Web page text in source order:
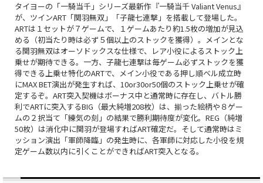
タイヨーの「一騎当千」シリーズ最新作『一騎当千 Valiant Venus』
が、ツインART「関羽無双」「子龍七連撃」を搭載して登場した。
ARTは１セットが７ゲームで、１ゲームあたり約1.5枚の増加が見込
める（初当たり時は必ず５個以上のストックを獲得）。メインとな
る関羽無双はオーソドックスな仕様で、レア小役によるストック上
乗せが期待できる。一方、子龍七連撃は毎ゲーム必ずストックを獲
得できる上乗せ特化のARTで、メイン小役である押し順ベル成立時
にMAX BET演出が発生すれば、10or30or50個のストック上乗せが確
定するぞ。ART突入契機はボーナス中と通常時に存在し、バトル勝
利でARTに突入するBIG（最大純増208枚）は、揃った絵柄や８ゲー
ムの２択当て「練気の刻」の結果で勝利期待度が変化。REG（純増
50枚）は消化中に関羽が登場すればART確定だ。そして通常時はミ
ッション演出「軍師降臨」の発生時に、各軍師に対応した小役を規
定ゲーム数以内に引くことができればART突入となる。